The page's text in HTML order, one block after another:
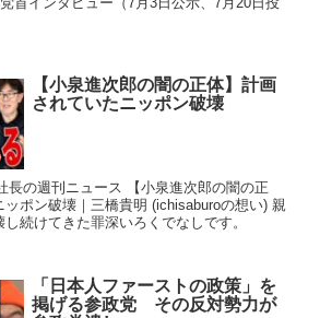
【小泉進次郎の闇の正体】計画
されていたニッポン破壊
長の週刊ニュース 【小泉進次郎の闇の正
ポン破壊｜三橋貴明 (ichisaburoの想い) 親
続けてきた罪深いろくでなしです。
「日本人ファーストの政策」を
掲げる参政党 その反対勢力が